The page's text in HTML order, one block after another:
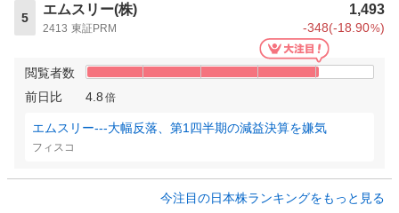
5
エムスリー(株) 1,493
2413 東証PRM -348(-18.90%)
閲覧者数
前日比
4.8 倍
エムスリー---大幅反落、第1四半期の減益決算を嫌気
フィスコ
今注目の日本株ランキングをもっと見る